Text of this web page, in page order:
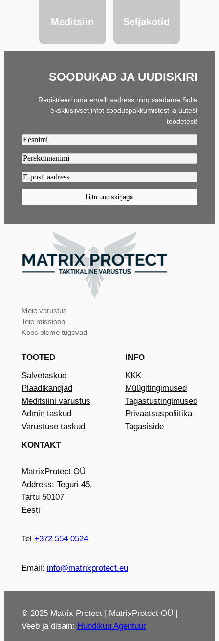
Meditsiin Seljakotid
SOODUKAD JA UUDISKIRI
Registreeri oma emaili aadress ning saadame Sulle
eksklusiivset infot sooduspakkumistest ja uutest
toodetest!
Firstname2
Lastname2
Email2 (Required)
Liitu uudiskirjaga
Meie varustus
Teie missioon
Koos oleme tugevad
TOOTED
Salvetaskud
Plaadikandjad
Meditsiini varustus
Admin taskud
Varustuse taskud
INFO
KKK
Müügitingimused
Tagastustingimused
Privaatsuspoliitika
Tagasiside
KONTAKT
MatrixProtect OÜ
Address: Teguri 45,
Tartu 50107
Eesti
Tel +372 554 0524
Email: info@matrixprotect.eu
©2025 Matrix Protect | MatrixProtect OÜ |
Veeb ja disain: Hundikuu Agentuur